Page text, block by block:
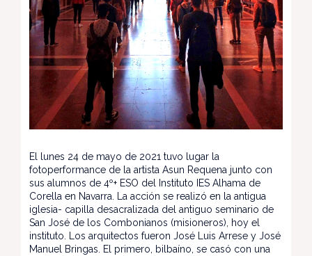
El lunes 24 de mayo de 2021 tuvo lugar la
fotoperformance de la artista Asun Requena junto con
sus alumnos de 4º+ ESO del Instituto IES Alhama de
Corella en Navarra. La acción se realizó en la antigua
iglesia- capilla desacralizada del antiguo seminario de
San José de los Combonianos (misioneros), hoy el
instituto. Los arquitectos fueron José Luis Arrese y José
Manuel Bringas. El primero, bilbaíno, se casó con una